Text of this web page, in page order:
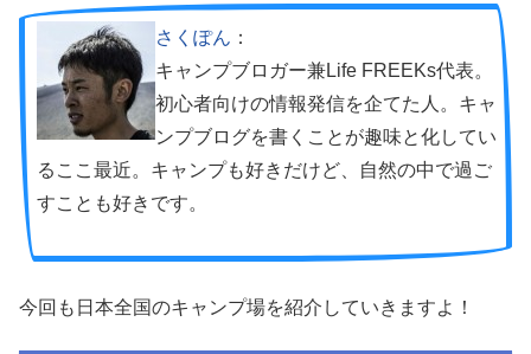
さくぽん ：
キャンプブロガー兼Life FREEKs代表。
初心者向けの情報発信を企てた人。キャ
ンプブログを書くことが趣味と化してい
るここ最近。キャンプも好きだけど、自然の中で過ご
すことも好きです。
今回も日本全国のキャンプ場を紹介していきますよ！